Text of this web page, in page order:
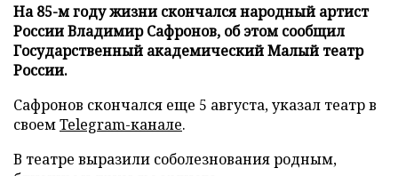
На 85-м году жизни скончался народный артист
России Владимир Сафронов, об этом сообщил
Государственный академический Малый театр
России.
Сафронов скончался еще 5 августа, указал театр в
своемTelegram-канале.
В театре выразили соболезнования родным,